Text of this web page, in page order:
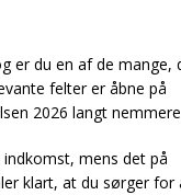
er du en af de mange,
felter er åbne på
2026 langt
mens det på
klart, at du sørger for